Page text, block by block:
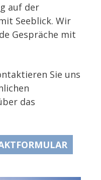
auf der
Seeblick. Wir
Gespräche mit
Sie uns
das